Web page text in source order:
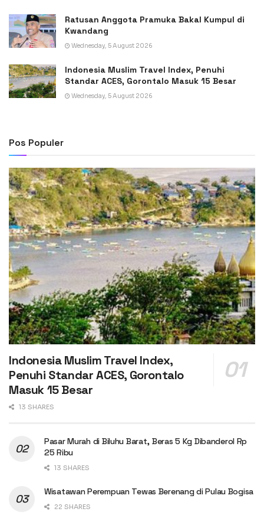
Ratusan Anggota Pramuka Bakal Kumpul di
Kwandang
Wednesday, 5 August 2026
Indonesia Muslim Travel Index, Penuhi
Standar ACES, Gorontalo Masuk 15 Besar
Wednesday, 5 August 2026
Pos Populer
Indonesia Muslim Travel Index,
Penuhi Standar ACES, Gorontalo
Masuk 15 Besar
13 SHARES
Pasar Murah di Biluhu Barat, Beras 5 Kg Dibanderol Rp
25 Ribu
13 SHARES
Wisatawan Perempuan Tewas Berenang di Pulau Bogisa
22 SHARES